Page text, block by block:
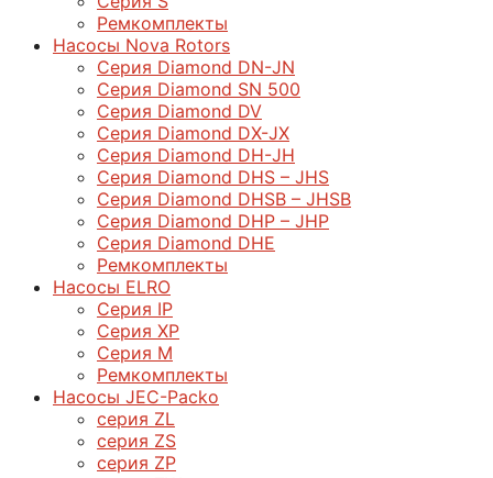
Ремкомплекты
Насосы Nova Rotors
Серия Diamond DN-JN
Серия Diamond SN 500
Серия Diamond DV
Серия Diamond DX-JX
Серия Diamond DH-JH
Серия Diamond DHS – JHS
Серия Diamond DHSB – JHSB
Серия Diamond DHP – JHP
Серия Diamond DHE
Ремкомплекты
Насосы ELRO
Серия IP
Серия XP
Серия M
Ремкомплекты
Насосы JEC-Packo
серия ZL
серия ZS
серия ZP